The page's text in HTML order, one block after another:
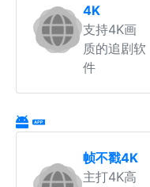
4K
支持4K画
质的追剧软
件
帧不戳4K
主打4K高